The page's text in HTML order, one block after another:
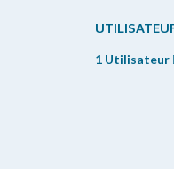
1 Utilisateur